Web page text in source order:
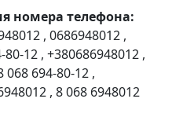
номера телефона:
, 0686948012 ,
80-12 , +380686948012 ,
068 694-80-12 ,
, 8 068 6948012